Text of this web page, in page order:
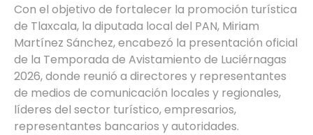
Con el objetivo de fortalecer la promoción turística
de Tlaxcala, la diputada local del PAN, Miriam
Martínez Sánchez, encabezó la presentación oficial
de la Temporada de Avistamiento de Luciérnagas
2026, donde reunió a directores y representantes
de medios de comunicación locales y regionales,
líderes del sector turístico, empresarios,
representantes bancarios y autoridades.